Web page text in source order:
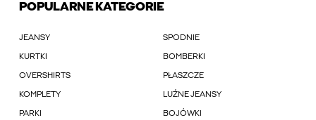
POPULARNE KATEGORIE
JEANSY SPODNIE
KURTKI BOMBERKI
OVERSHIRTS PŁASZCZE
KOMPLETY LUŹNE JEANSY
PARKI BOJÓWKI